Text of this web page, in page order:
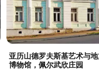
亚历山德罗夫斯基艺术与
博物馆，佩尔武欣庄园